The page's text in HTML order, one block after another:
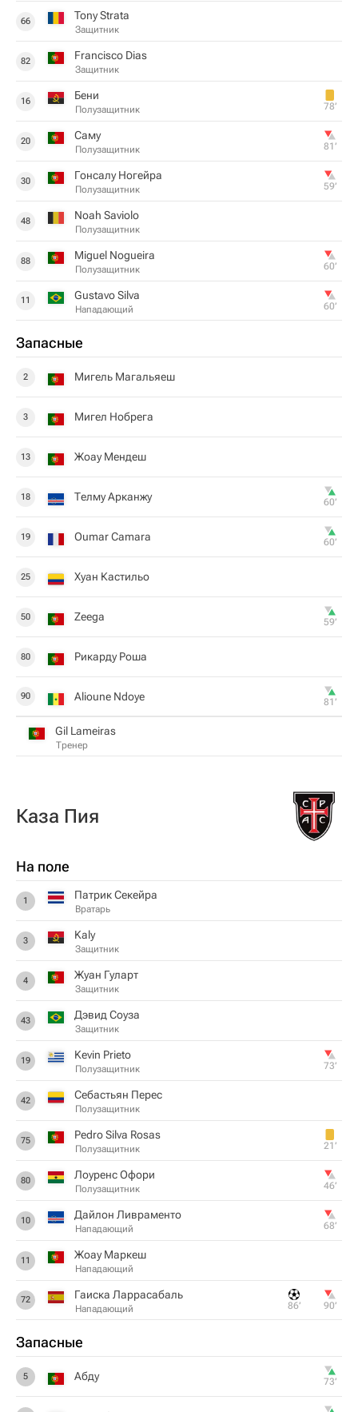
66 Tony Strata
Защитник
82 Francisco Dias
Защитник
16 Бени
Полузащитник 78‎’‎
20 Саму
Полузащитник 81‎’‎
30 Гонсалу Ногейра
Полузащитник 59‎’‎
48 Noah Saviolo
Полузащитник
88 Miguel Nogueira
Полузащитник 60‎’‎
11 Gustavo Silva
Нападающий 60‎’‎
Запасные
2 Мигель Магальяеш
3 Мигел Нобрега
13 Жоау Мендеш
18 Телму Арканжу 60‎’‎
19 Oumar Camara 60‎’‎
25 Хуан Кастильо
50 Zeega 59‎’‎
80 Рикарду Роша
90 Alioune Ndoye 81‎’‎
Gil Lameiras
Тренер
Каза Пия
На поле
1 Патрик Секейра
Вратарь
3 Kaly
Защитник
4 Жуан Гуларт
Защитник
43 Дэвид Соуза
Защитник
19 Kevin Prieto
Полузащитник 73‎’‎
42 Себастьян Перес
Полузащитник
75 Pedro Silva Rosas
Полузащитник 21‎’‎
80 Лоуренс Офори
Полузащитник 46‎’‎
10 Дайлон Ливраменто
Нападающий 68‎’‎
11 Жоау Маркеш
Нападающий
72 Гаиска Ларрасабаль
Нападающий 86‎’‎ 90‎’‎
Запасные
5 Абду 73‎’‎